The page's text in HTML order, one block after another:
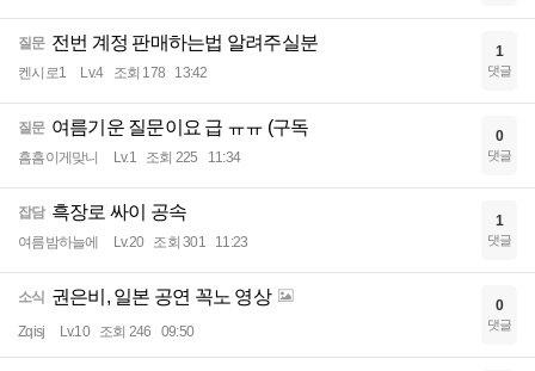
질문 전번 계정 판매하는법 알려주실분
켄시로1 Lv.4 조회 178 13:42
1
댓글
질문 여름기운 질문이요 급 ㅠㅠ (구독
흠흠이게맞니 Lv.1 조회 225 11:34
0
댓글
잡담 흑장로 싸이 공속
여름밤하늘에 Lv.20 조회 301 11:23
1
댓글
소식 권은비, 일본 공연 꼭노 영상
Zqisj Lv.10 조회 246 09:50
0
댓글